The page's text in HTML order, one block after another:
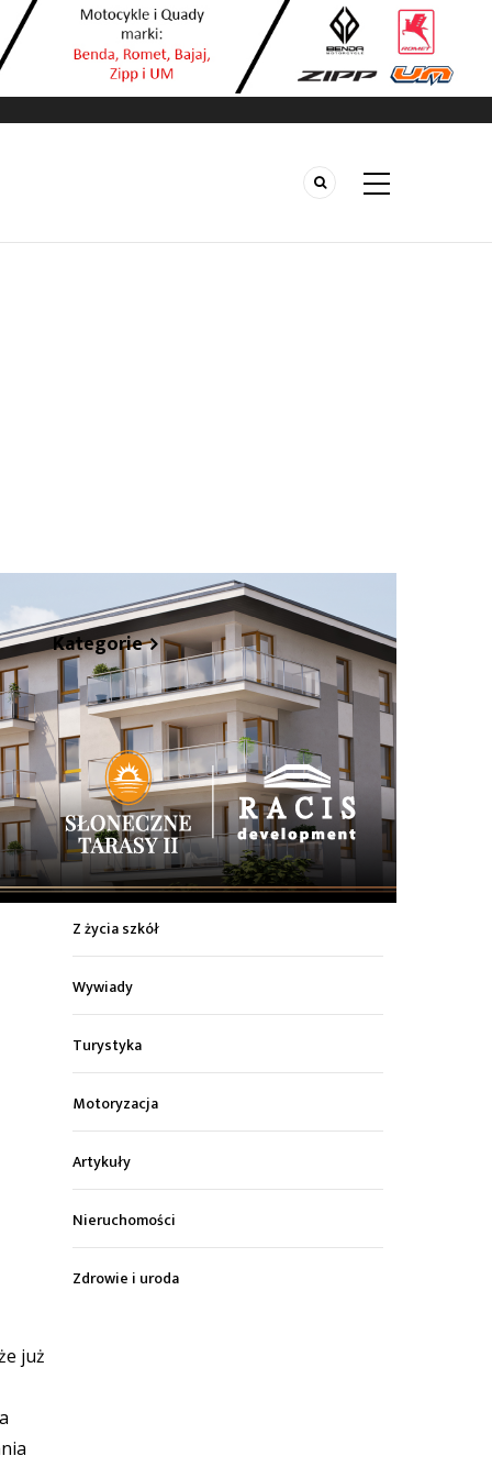
już
Kategorie
Z życia miasta
Sport
Kultura
Wiadomości z regionu
Z życia szkół
Wywiady
Turystyka
Motoryzacja
Artykuły
Nieruchomości
Zdrowie i uroda